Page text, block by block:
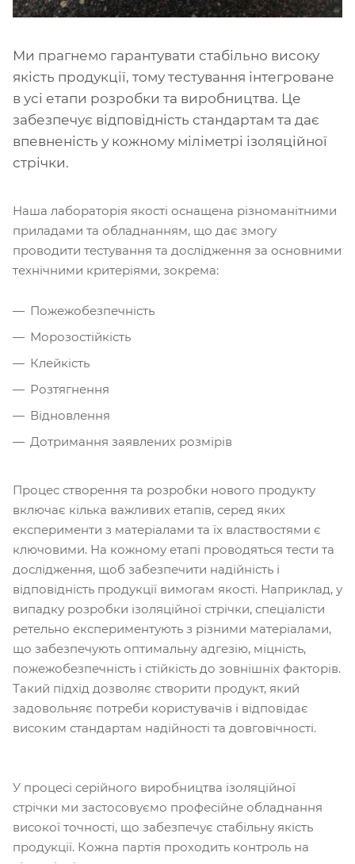
Ми прагнемо гарантувати стабільно високу
якість продукції, тому тестування інтегроване
в усі етапи розробки та виробництва. Це
забезпечує відповідність стандартам та дає
впевненість у кожному міліметрі ізоляційної
стрічки.
Наша лабораторія якості оснащена різноманітними
приладами та обладнанням, що дає змогу
проводити тестування та дослідження за основними
технічними критеріями, зокрема:
Пожежобезпечність
Морозостійкість
Клейкість
Розтягнення
Відновлення
Дотримання заявлених розмірів
Процес створення та розробки нового продукту
включає кілька важливих етапів, серед яких
експерименти з матеріалами та їх властвостями є
ключовими. На кожному етапі проводяться тести та
дослідження, щоб забезпечити надійність і
відповідність продукції вимогам якості. Наприклад, у
випадку розробки ізоляційної стрічки, спеціалісти
ретельно експериментують з різними матеріалами,
що забезпечують оптимальну адгезію, міцність,
пожежобезпечність і стійкість до зовнішніх факторів.
Такий підхід дозволяє створити продукт, який
задовольняє потреби користувачів і відповідає
високим стандартам надійності та довговічності.
У процесі серійного виробництва ізоляційної
стрічки ми застосовуємо професійне обладнання
високої точності, що забезпечує стабільну якість
продукції. Кожна партія проходить контроль на